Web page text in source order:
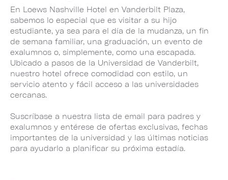
En Loews Nashville Hotel en Vanderbilt Plaza,
sabemos lo especial que es visitar a su hijo
estudiante, ya sea para el día de la mudanza, un fin
de semana familiar, una graduación, un evento de
exalumnos o, simplemente, como una escapada.
Ubicado a pasos de la Universidad de Vanderbilt,
nuestro hotel ofrece comodidad con estilo, un
servicio atento y fácil acceso a las universidades
cercanas.
Suscríbase a nuestra lista de email para padres y
exalumnos y entérese de ofertas exclusivas, fechas
importantes de la universidad y las últimas noticias
para ayudarlo a planificar su próxima estadía.